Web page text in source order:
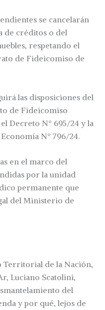
se cancelarán
de créditos o del
respetando el
de Fideicomiso de
las disposiciones del
de Fideicomiso
Decreto N° 695/24 y la
N° 796/24.
en el marco del
por la unidad
permanente que
del Ministerio de
Territorial de la Nación,
Luciano Scatolini,
del
y por qué, lejos de